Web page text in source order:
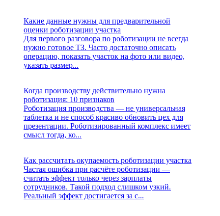
Какие данные нужны для предварительной
оценки роботизации участка
Для первого разговора по роботизации не всегда
нужно готовое ТЗ. Часто достаточно описать
операцию, показать участок на фото или видео,
указать размер...
Когда производству действительно нужна
роботизация: 10 признаков
Роботизация производства — не универсальная
таблетка и не способ красиво обновить цех для
презентации. Роботизированный комплекс имеет
смысл тогда, ко...
Как рассчитать окупаемость роботизации участка
Частая ошибка при расчёте роботизации —
считать эффект только через зарплаты
сотрудников. Такой подход слишком узкий.
Реальный эффект достигается за с...